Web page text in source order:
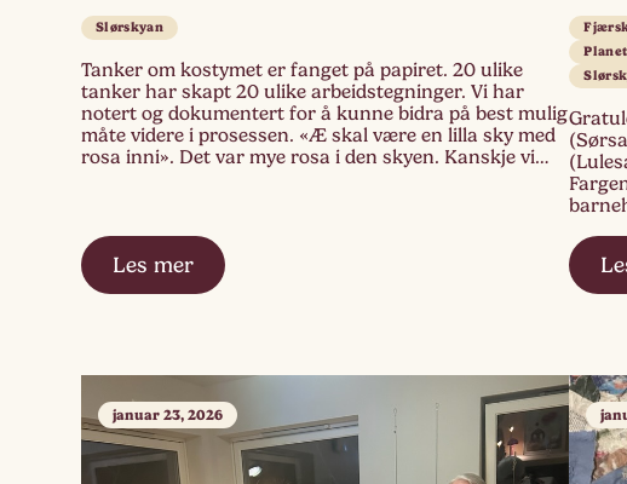
Slørskyan
Tanker om kostymet er fanget på papiret. 20 ulike
tanker har skapt 20 ulike arbeidstegninger. Vi har
notert og dokumentert for å kunne bidra på best mulig
måte videre i prosessen. «Æ skal være en lilla sky med
rosa inni». Det var mye rosa i den skyen. Kanskje vi
Les mer
delte
januar 23, 2026